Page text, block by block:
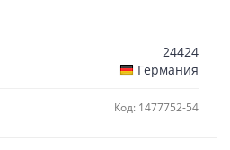
24424
Германия
Код: 1477752-54